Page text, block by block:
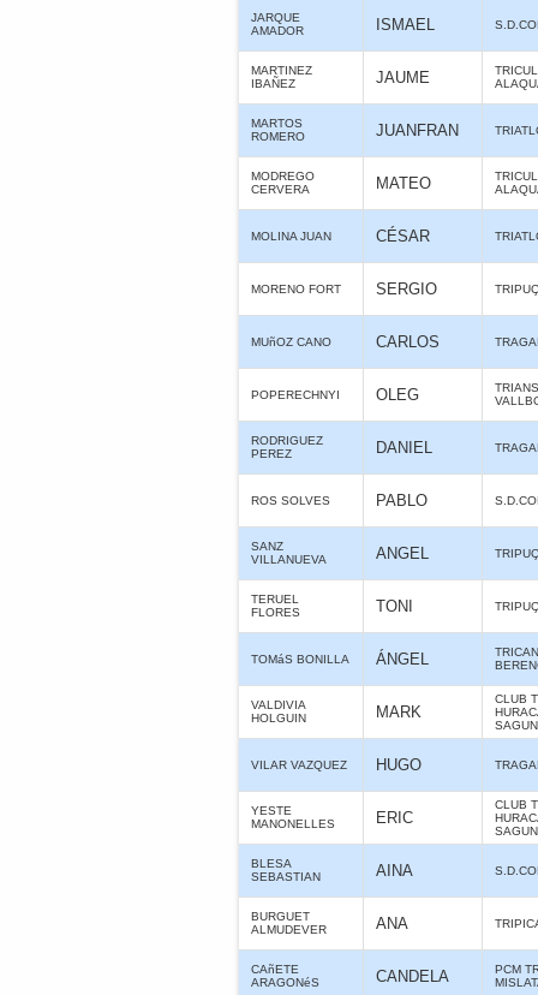
JARQUE
AMADOR
ISMAEL
MARTINEZ
IBAÑEZ
JAUME
MARTOS
ROMERO
JUANFRAN
MODREGO
CERVERA
MATEO
MOLINA JUAN CÉSAR
MORENO FORT SERGIO
MUñOZ CANO CARLOS
POPERECHNYI OLEG
RODRIGUEZ
PEREZ
DANIEL
ROS SOLVES PABLO
SANZ
VILLANUEVA
ANGEL
TERUEL
FLORES
TONI
TOMáS BONILLA ÁNGEL
VALDIVIA
HOLGUIN
MARK
CLUB
VILAR VAZQUEZ HUGO
YESTE
MANONELLES
ERIC
CLUB
BLESA
SEBASTIAN
AINA
BURGUET
ALMUDEVER
ANA
CAñETE
ARAGONéS
CANDELA
PCM